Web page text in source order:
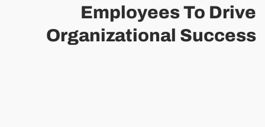
Employees To Drive
Organizational Success